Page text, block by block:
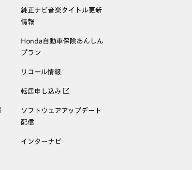
純正ナビ音楽タイトル更新
情報
Honda自動車保険あんしん
プラン
リコール情報
転居申し込み
ソフトウェアアップデート
配信
インターナビ